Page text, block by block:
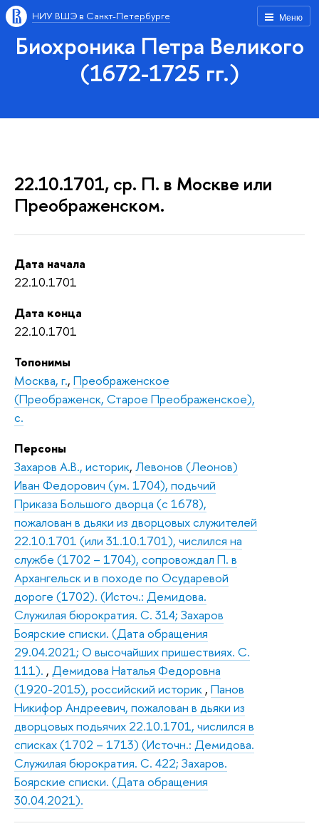
Меню
НИУ ВШЭ в Санкт-Петербурге
Биохроника Петра Великого
(1672-1725 гг.)
22.10.1701, ср. П. в Москве или
Преображенском.
Дата начала
22.10.1701
Дата конца
22.10.1701
Топонимы
Москва, г., Преображенское
(Преображенск, Старое Преображенское),
с.
Персоны
Захаров А.В., историк, Левонов (Леонов)
Иван Федорович (ум. 1704), подьчий
Приказа Большого дворца (с 1678),
пожалован в дьяки из дворцовых служителей
22.10.1701 (или 31.10.1701), числился на
службе (1702 – 1704), сопровождал П. в
Архангельск и в походе по Осударевой
дороге (1702). (Источ.: Демидова.
Служилая бюрократия. С. 314; Захаров
Боярские списки. (Дата обращения
29.04.2021; О высочайших пришествиях. С.
111). , Демидова Наталья Федоровна
(1920-2015), российский историк , Панов
Никифор Андреевич, пожалован в дьяки из
дворцовых подьячих 22.10.1701, числился в
списках (1702 – 1713) (Источн.: Демидова.
Служилая бюрократия. С. 422; Захаров.
Боярские списки. (Дата обращения
30.04.2021).